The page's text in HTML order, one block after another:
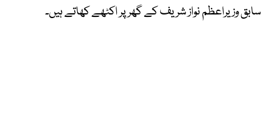
سابق وزیراعظم نواز شریف کے گھر پر اکٹھے کھاتے ہیں۔